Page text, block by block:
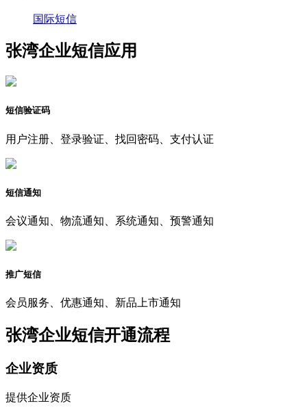
国际短信
张湾企业短信应用
短信验证码
用户注册、登录验证、找回密码、支付认证
短信通知
会议通知、物流通知、系统通知、预警通知
推广短信
会员服务、优惠通知、新品上市通知
张湾企业短信开通流程
企业资质
提供企业资质